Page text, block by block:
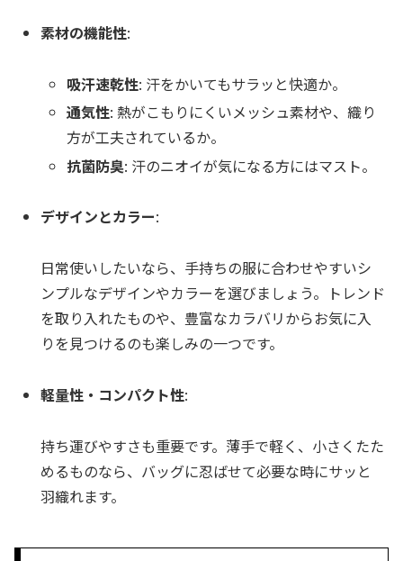
素材の機能性:
吸汗速乾性: 汗をかいてもサラッと快適か。
通気性: 熱がこもりにくいメッシュ素材や、織り
方が工夫されているか。
抗菌防臭: 汗のニオイが気になる方にはマスト。
デザインとカラー:
日常使いしたいなら、手持ちの服に合わせやすいシ
ンプルなデザインやカラーを選びましょう。トレンド
を取り入れたものや、豊富なカラバリからお気に入
りを見つけるのも楽しみの一つです。
軽量性・コンパクト性:
持ち運びやすさも重要です。薄手で軽く、小さくたた
めるものなら、バッグに忍ばせて必要な時にサッと
羽織れます。